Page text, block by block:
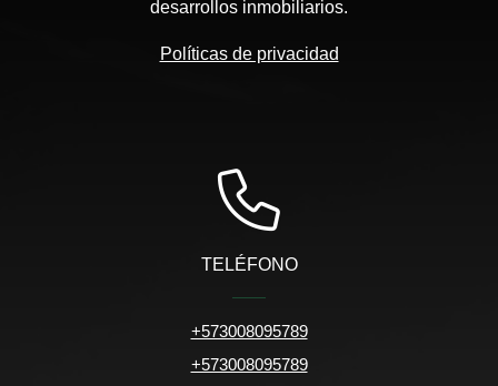
desarrollos inmobiliarios.
Políticas de privacidad
TELÉFONO
+573008095789
+573008095789